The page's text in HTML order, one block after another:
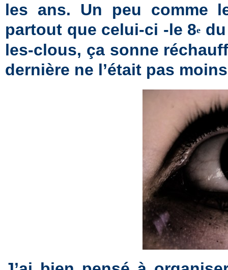
les ans. Un peu comme
partout que celui-ci -le 8e
les-clous, ça sonne
dernière ne l’était pas